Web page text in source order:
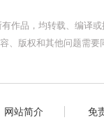
作品，均转载、编译
、版权和其他问题需
网站简介 免